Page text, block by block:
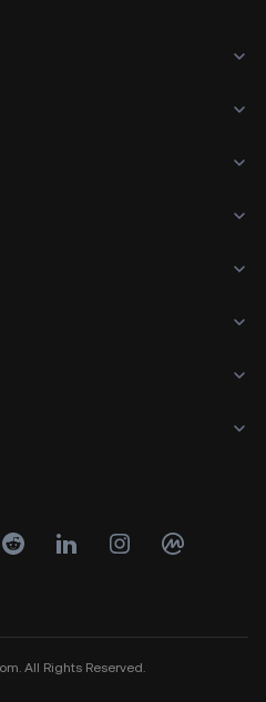
All Rights Reserved.